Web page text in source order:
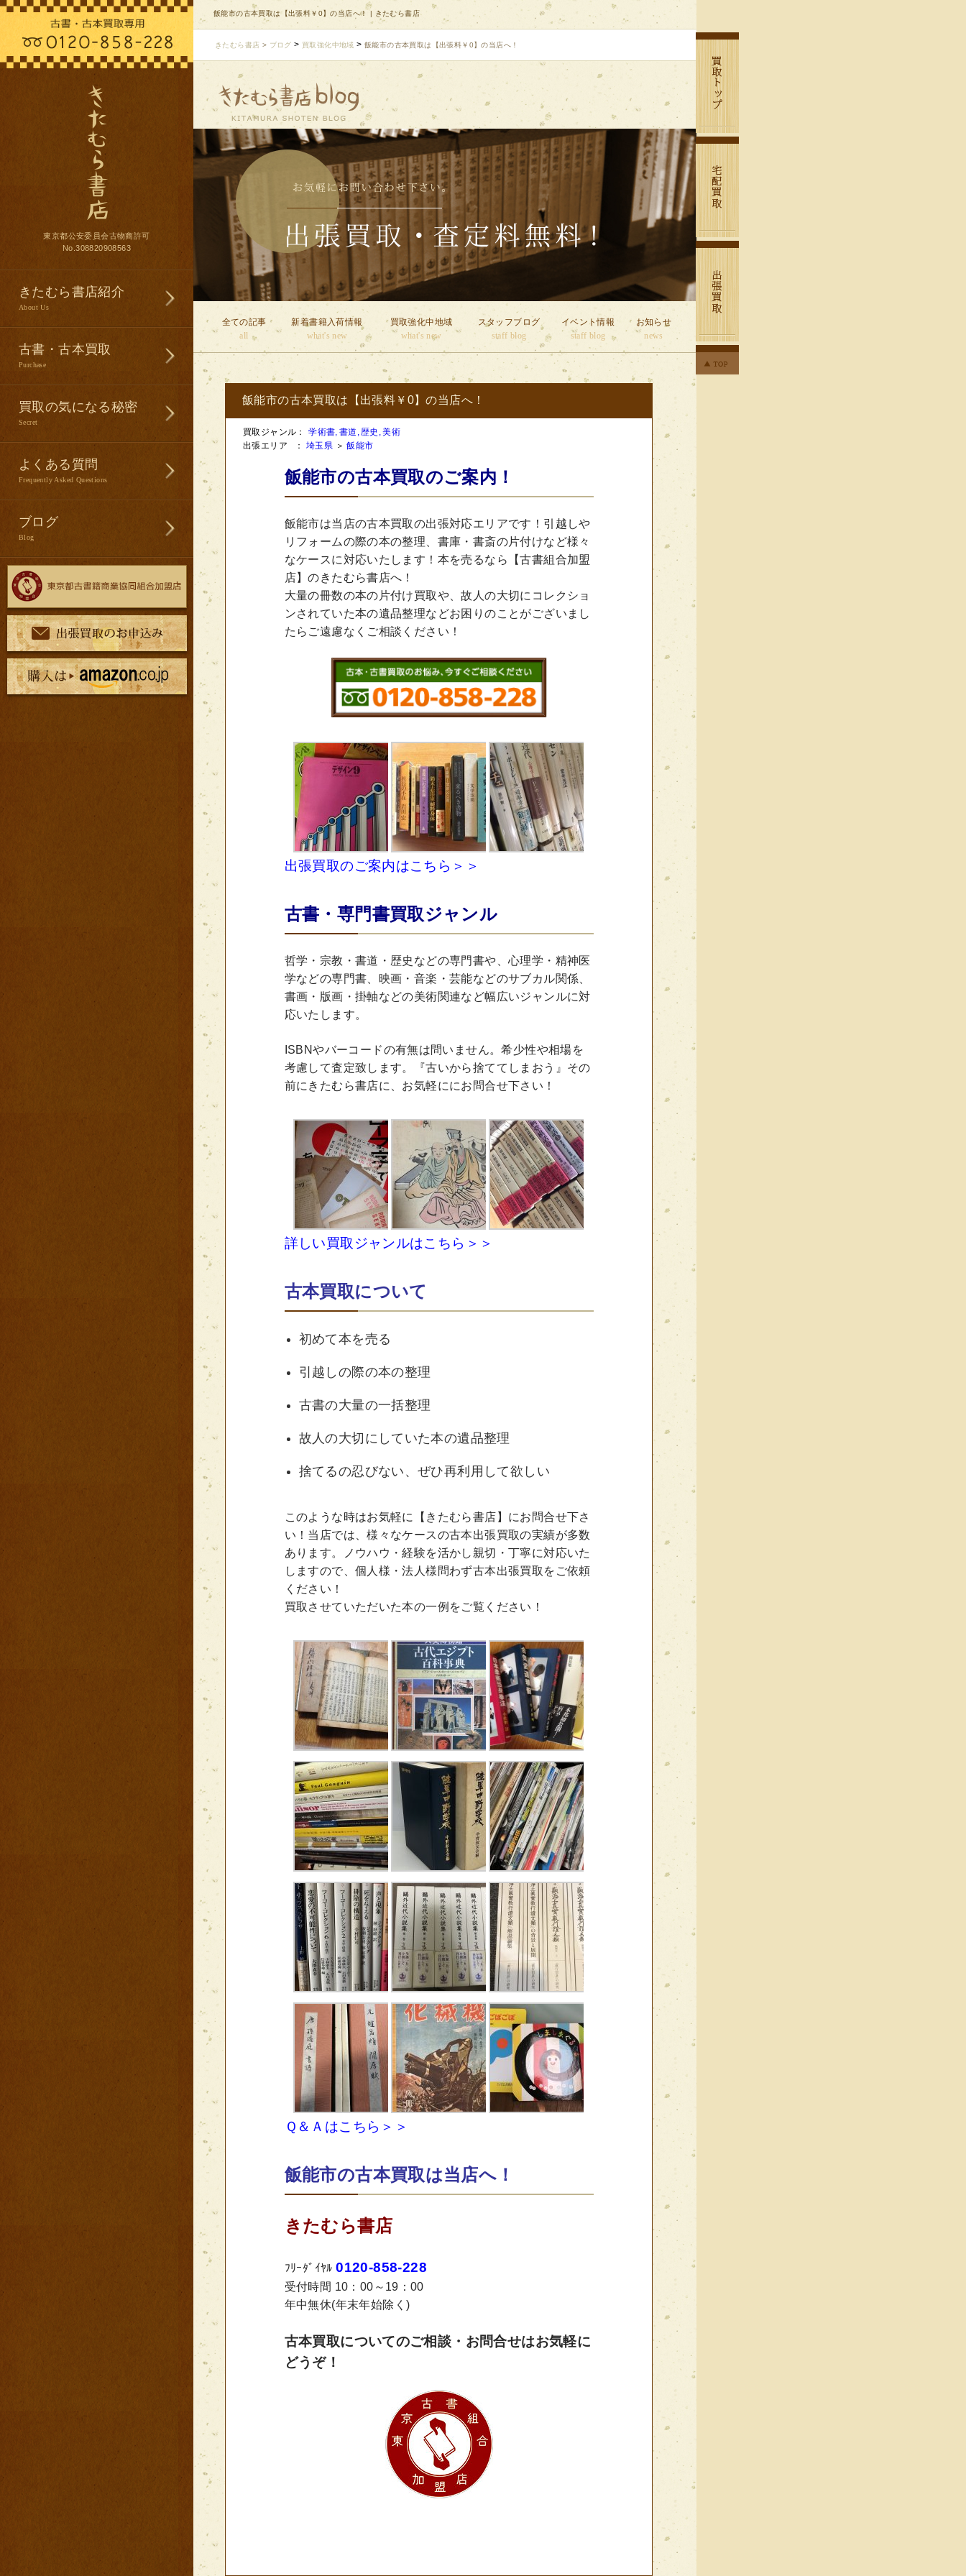
飯能市の古本買取は【出張料￥0】の当店へ！ | きたむら書店
きたむら書店 > ブログ > 買取強化中地域 >飯能市の古本買取は【出張料￥0】の当店へ！
全ての記事
all
新着書籍入荷情報
what's new
買取強化中地域
what's new
スタッフブログ
staff blog
イベント情報
staff blog
お知らせ
news
飯能市の古本買取は【出張料￥0】の当店へ！
買取ジャンル： 学術書, 書道,歴史,美術
出張エリア ： 埼玉県 ＞飯能市
飯能市の古本買取のご案内！
飯能市は当店の古本買取の出張対応エリアです！引越しや
リフォームの際の本の整理、書庫・書斎の片付けなど様々
なケースに対応いたします！本を売るなら【古書組合加盟
店】のきたむら書店へ！
大量の冊数の本の片付け買取や、故人の大切にコレクショ
ンされていた本の遺品整理などお困りのことがございまし
たらご遠慮なくご相談ください！
出張買取のご案内はこちら＞＞
古書・専門書買取ジャンル
哲学・宗教・書道・歴史などの専門書や、心理学・精神医
学などの専門書、映画・音楽・芸能などのサブカル関係、
書画・版画・掛軸などの美術関連など幅広いジャンルに対
応いたします。
ISBNやバーコードの有無は問いません。希少性や相場を
考慮して査定致します。『古いから捨ててしまおう』その
前にきたむら書店に、お気軽ににお問合せ下さい！
詳しい買取ジャンルはこちら＞＞
古本買取について
初めて本を売る
引越しの際の本の整理
古書の大量の一括整理
故人の大切にしていた本の遺品整理
捨てるの忍びない、ぜひ再利用して欲しい
このような時はお気軽に【きたむら書店】にお問合せ下さ
い！当店では、様々なケースの古本出張買取の実績が多数
あります。ノウハウ・経験を活かし親切・丁寧に対応いた
しますので、個人様・法人様問わず古本出張買取をご依頼
ください！
買取させていただいた本の一例をご覧ください！
Ｑ＆Ａはこちら＞＞
飯能市の古本買取は当店へ！
きたむら書店
ﾌﾘｰﾀﾞｲﾔﾙ0120-858-228
受付時間 10：00～19：00
年中無休(年末年始除く)
古本買取についてのご相談・お問合せはお気軽に
どうぞ！
東京都公安委員会古物商許可
No.308820908563
きたむら書店紹介
About Us
古書・古本買取
Purchase
買取の気になる秘密
Secret
よくある質問
Frequently Asked Questions
ブログ
Blog